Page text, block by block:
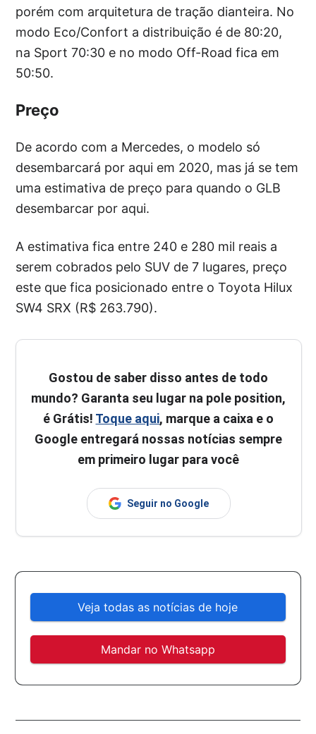
porém com arquitetura de tração dianteira. No
modo Eco/Confort a distribuição é de 80:20,
na Sport 70:30 e no modo Off-Road fica em
50:50.
Preço
De acordo com a Mercedes, o modelo só
desembarcará por aqui em 2020, mas já se tem
uma estimativa de preço para quando o GLB
desembarcar por aqui.
A estimativa fica entre 240 e 280 mil reais a
serem cobrados pelo SUV de 7 lugares, preço
este que fica posicionado entre o Toyota Hilux
SW4 SRX (R$ 263.790).
Gostou de saber disso antes de todo
mundo? Garanta seu lugar na pole position,
é Grátis! Toque aqui, marque a caixa e o
Google entregará nossas notícias sempre
em primeiro lugar para você
Seguir no Google
Veja todas as notícias de hoje
Mandar no Whatsapp